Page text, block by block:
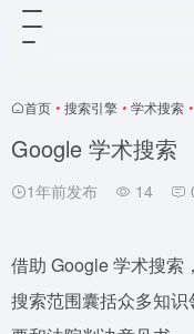
首页 • 搜索引擎 • 学术搜索 •
Google 学术搜索
1年前发布 14
借助 Google 学术搜索
搜索范围囊括众多知